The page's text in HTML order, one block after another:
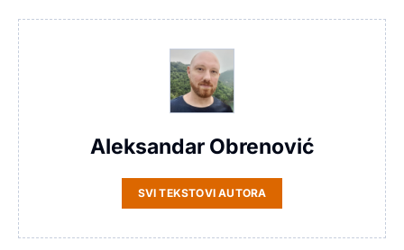
Aleksandar Obrenović
SVI TEKSTOVI AUTORA